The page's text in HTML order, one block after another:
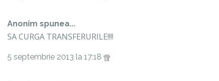
Anonim spunea...
SA CURGA TRANSFERURILE!!!!
5 septembrie 2013 la 17:18